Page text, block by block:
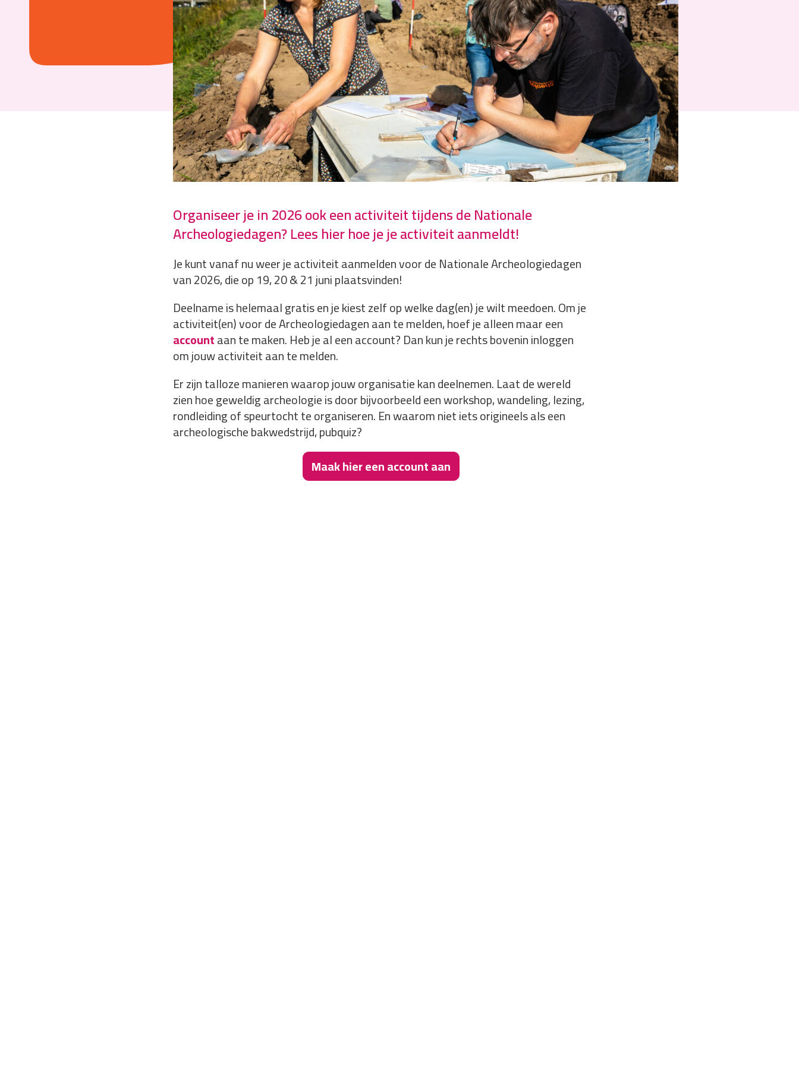
Organiseer je in 2026 ook een activiteit tijdens de Nationale
Archeologiedagen? Lees hier hoe je je activiteit aanmeldt!
Je kunt vanaf nu weer je activiteit aanmelden voor de Nationale Archeologiedagen
van 2026, die op 19, 20 & 21 juni plaatsvinden!
Deelname is helemaal gratis en je kiest zelf op welke dag(en) je wilt meedoen. Om je
activiteit(en) voor de Archeologiedagen aan te melden, hoef je alleen maar een
accountaan te maken. Heb je al een account? Dan kun je rechts bovenin inloggen
om jouw activiteit aan te melden.
Er zijn talloze manieren waarop jouw organisatie kan deelnemen. Laat de wereld
zien hoe geweldig archeologie is door bijvoorbeeld een workshop, wandeling, lezing,
rondleiding of speurtocht te organiseren. En waarom niet iets origineels als een
archeologische bakwedstrijd, pubquiz?
Maak hier een account aan